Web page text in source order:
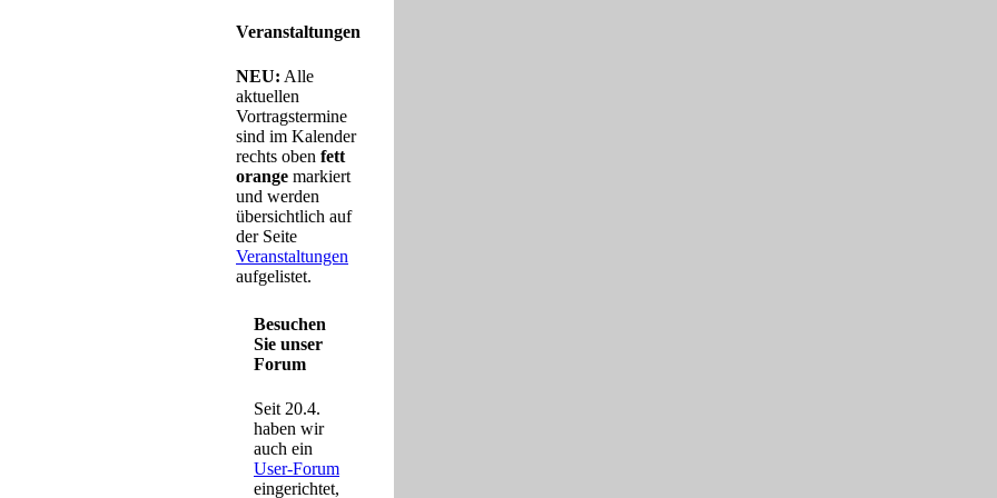
Veranstaltungen
NEU: Alle
aktuellen
Vortragstermine
sind im Kalender
rechts oben fett
orange markiert
und werden
übersichtlich auf
der Seite
Veranstaltungen
aufgelistet.
Besuchen
Sie unser
Forum
Seit 20.4.
haben wir
auch ein
User-Forum
eingerichtet,